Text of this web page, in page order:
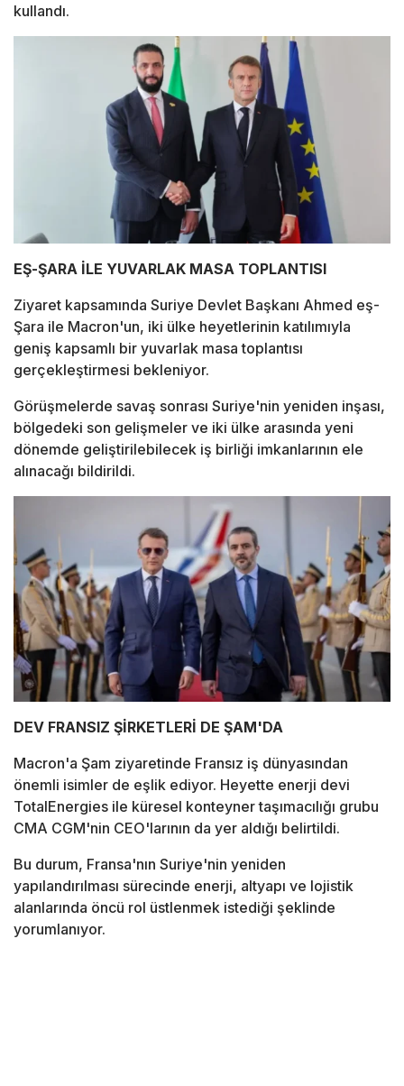
kullandı.
EŞ-ŞARA İLE YUVARLAK MASA TOPLANTISI
Ziyaret kapsamında Suriye Devlet Başkanı Ahmed eş-
Şara ile Macron'un, iki ülke heyetlerinin katılımıyla
geniş kapsamlı bir yuvarlak masa toplantısı
gerçekleştirmesi bekleniyor.
Görüşmelerde savaş sonrası Suriye'nin yeniden inşası,
bölgedeki son gelişmeler ve iki ülke arasında yeni
dönemde geliştirilebilecek iş birliği imkanlarının ele
alınacağı bildirildi.
DEV FRANSIZ ŞİRKETLERİ DE ŞAM'DA
Macron'a Şam ziyaretinde Fransız iş dünyasından
önemli isimler de eşlik ediyor. Heyette enerji devi
TotalEnergies ile küresel konteyner taşımacılığı grubu
CMA CGM'nin CEO'larının da yer aldığı belirtildi.
Bu durum, Fransa'nın Suriye'nin yeniden
yapılandırılması sürecinde enerji, altyapı ve lojistik
alanlarında öncü rol üstlenmek istediği şeklinde
yorumlanıyor.